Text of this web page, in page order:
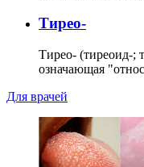
Тирео-
Тирео- (тиреоид-;
означающая
Для врачей